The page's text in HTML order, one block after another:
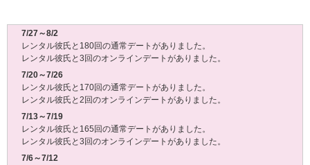
7/27～8/2
レンタル彼氏と180回の通常デートがありました。
レンタル彼氏と3回のオンラインデートがありました。
7/20～7/26
レンタル彼氏と170回の通常デートがありました。
レンタル彼氏と2回のオンラインデートがありました。
7/13～7/19
レンタル彼氏と165回の通常デートがありました。
レンタル彼氏と3回のオンラインデートがありました。
7/6～7/12